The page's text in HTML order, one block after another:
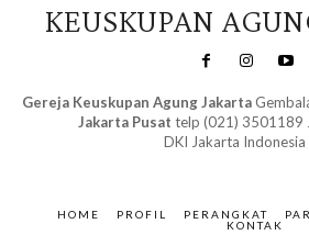
KEUSKUPAN
Gereja Keuskupan Agung Jakarta
Jakarta Pusat telp (021) 3501189
DKI Jakarta Indonesia
HOME PROFIL PERANGKAT
KONTAK